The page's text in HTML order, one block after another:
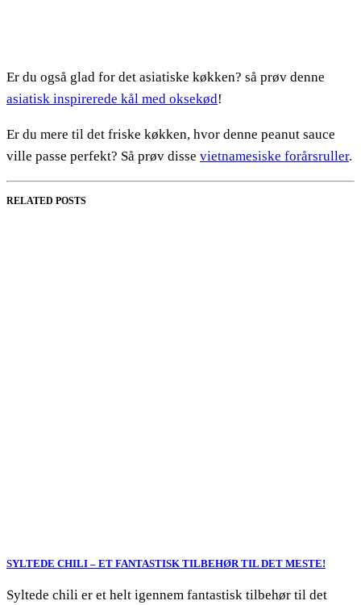
Er du også glad for det asiatiske køkken? så prøv denne
asiatisk inspirerede kål med oksekød!
Er du mere til det friske køkken, hvor denne peanut sauce
ville passe perfekt? Så prøv disse vietnamesiske forårsruller.
RELATED POSTS
SYLTEDE CHILI – ET FANTASTISK TILBEHØR TIL DET MESTE!
Syltede chili er et helt igennem fantastisk tilbehør til det